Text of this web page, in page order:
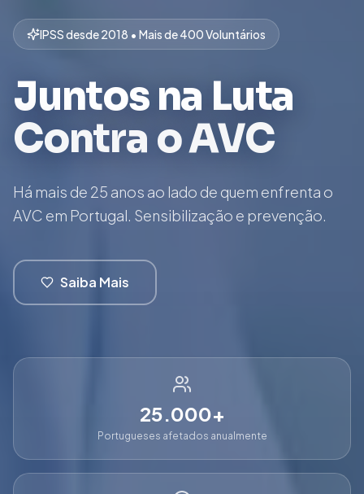
IPSS desde 2018 • Mais de 400 Voluntários
Juntos na Luta
Contra o AVC
Há mais de 25 anos ao lado de quem enfrenta o
AVC em Portugal. Sensibilização e prevenção.
Saiba Mais
25.000+
Portugueses afetados anualmente